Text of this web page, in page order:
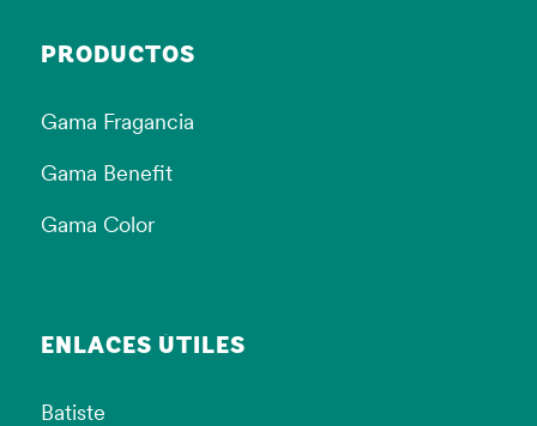
PRODUCTOS
Gama Fragancia
Gama Benefit
Gama Color
ENLACES ÚTILES
Batiste